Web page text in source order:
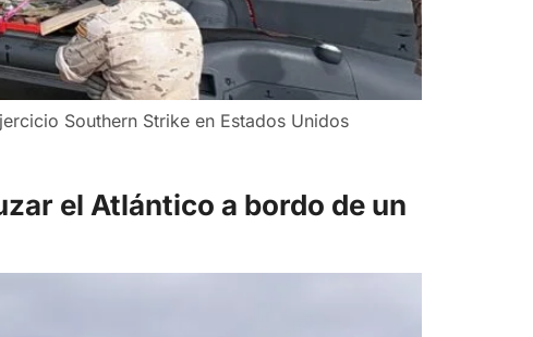
Southern Strike en Estados Unidos
el Atlántico a bordo de un